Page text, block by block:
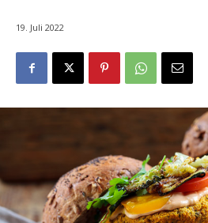
19. Juli 2022